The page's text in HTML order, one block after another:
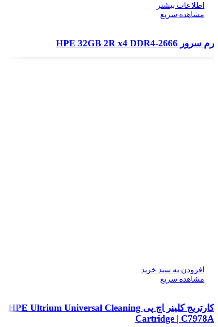
اطلاعات بیشتر
مشاهده سریع
رم سرور HPE 32GB 2R x4 DDR4‑2666
افزودن به سبد خرید
مشاهده سریع
کارتریج کلینر اچ پی HPE Ultrium Universal Cleaning
Cartridge | C7978A